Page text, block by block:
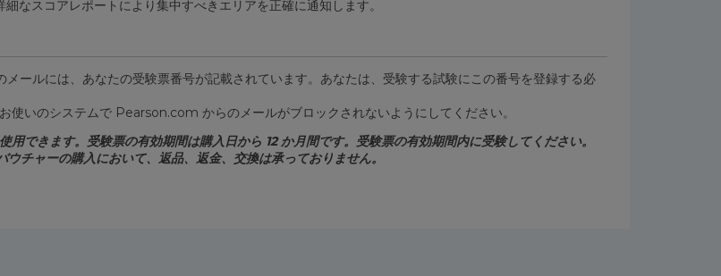
なスコアレポートにより集中すべきエリアを正確に通知します。
ールには、あなたの受験票番号が記載されています。あなたは、受験する試験にこの番号を登録する必
使いのシステムで Pearson.com からのメールがブロックされないようにしてください。
できます。受験票の有効期間は購入日から 12 か月間です。受験票の有効期間内に受験してください。
チャーの購入において、返品、返金、交換は承っておりません。